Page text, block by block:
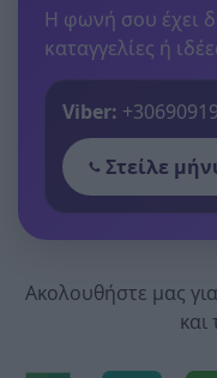
Η φωνή σου έχει
καταγγελίες ή
Viber:
Στείλε
Ακολουθήστε μας